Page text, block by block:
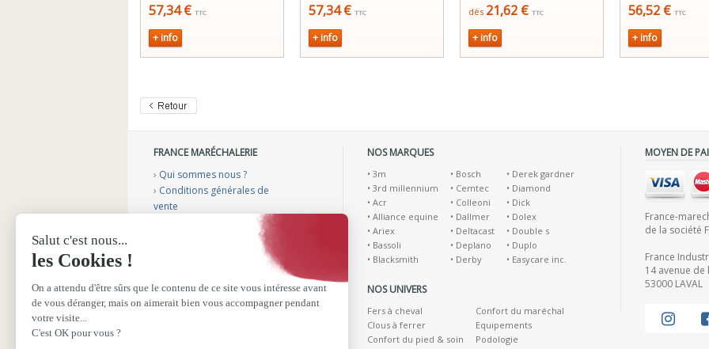
57,34 € TTC
+ info
57,34 € TTC
+ info
dès 21,62 € TTC
+ info
56,52 € TTC
+ info
FRANCE MARÉCHALERIE
› Qui sommes nous ?
› Conditions générales de
vente
›Sélection aménagement
véhicule
NOS MARQUES
• 3m
• 3rd millennium
• Acr
• Alliance equine
• Ariex
• Bassoli
• Blacksmith
• Bosch
• Cemtec
• Colleoni
• Dallmer
• Deltacast
• Deplano
• Derby
• Derek gardner
• Diamond
• Dick
• Dolex
• Double s
• Duplo
• Easycare inc.
NOS UNIVERS
Fers à cheval
Clous à ferrer
Confort du pied & soin
Confort du maréchal
Equipements
Podologie
MOYEN DE
France-
de la société
France
14 avenue
53000 LAVAL